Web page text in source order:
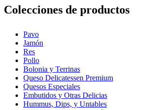
Colecciones de productos
Pavo
Jamón
Res
Pollo
Bolonia y Terrinas
Queso Delicatessen Premium
Quesos Especiales
Embutidos y Otras Delicias
Hummus, Dips, y Untables